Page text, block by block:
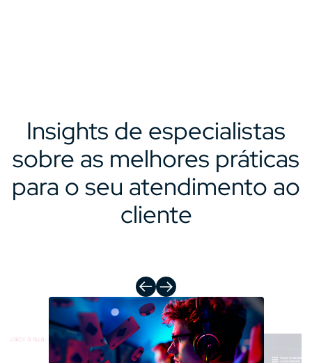
Insights de especialistas
sobre as melhores práticas
para o seu atendimento ao
cliente